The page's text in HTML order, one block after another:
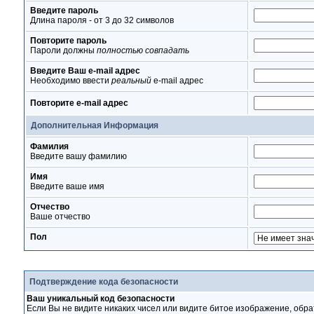
Введите пароль
Длина пароля - от 3 до 32 символов
Повторите пароль
Пароли должны полностью совпадать
Введите Ваш e-mail адрес
Необходимо ввести реальныйe-mail адрес
Повторите e-mail адрес
Дополнительная Информация
Фамилия
Введите вашу фамилию
Имя
Введите ваше имя
Отчество
Ваше отчество
Пол
Подтверждение кода безопасности
Ваш уникальный код безопасности
Если Вы не видите никаких чисел или видите битое изображение,